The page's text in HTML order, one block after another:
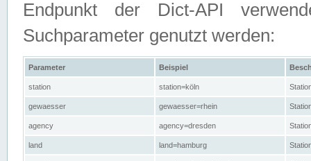
Endpunkt der Dict-API
Suchparameter genutzt werden:
Parameter Beispiel
station station=köln
gewaesser gewaesser=rhein
agency agency=dresden
land land=hamburg